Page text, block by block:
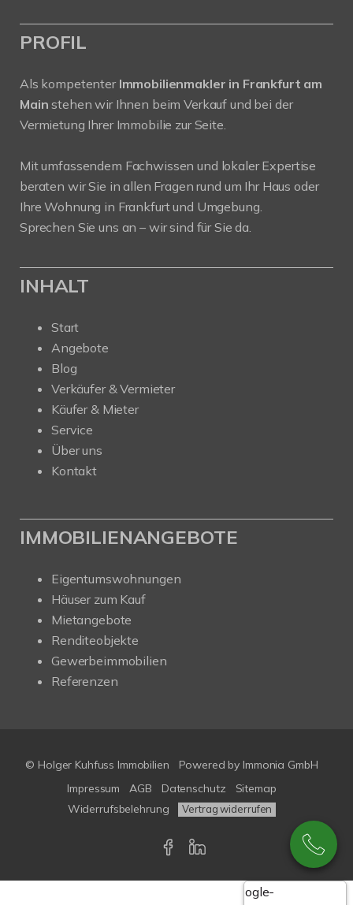
PROFIL
Als kompetenter Immobilienmakler in Frankfurt am
Main stehen wir Ihnen beim Verkauf und bei der
Vermietung Ihrer Immobilie zur Seite.
Mit umfassendem Fachwissen und lokaler Expertise
beraten wir Sie in allen Fragen rund um Ihr Haus oder
Ihre Wohnung in Frankfurt und Umgebung.
Sprechen Sie uns an – wir sind für Sie da.
INHALT
Start
Angebote
Blog
Verkäufer & Vermieter
Käufer & Mieter
Service
Über uns
Kontakt
IMMOBILIENANGEBOTE
Eigentumswohnungen
Häuser zum Kauf
Mietangebote
Renditeobjekte
Gewerbeimmobilien
Referenzen
© Holger Kuhfuss Immobilien Powered by Immonia GmbH
Impressum
AGB Datenschutz
Sitemap
Widerrufsbelehrung
Vertrag widerrufen
Google-